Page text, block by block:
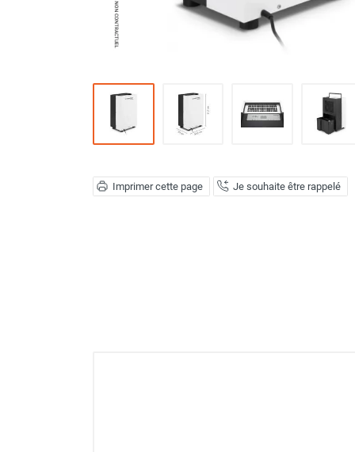
Extracteur d'air mural
Extracteur d'air mural hélicoïde
Extracteur d'air mural centrifuge
Extracteur d'air mural résidentiel
Déstratificateur ventilateur de
plafond
Déstratificateur industriel à pales
Déstratificateur de plafond design
Déstratificateur Airius
Imprimer cette page Je souhaite être rappelé